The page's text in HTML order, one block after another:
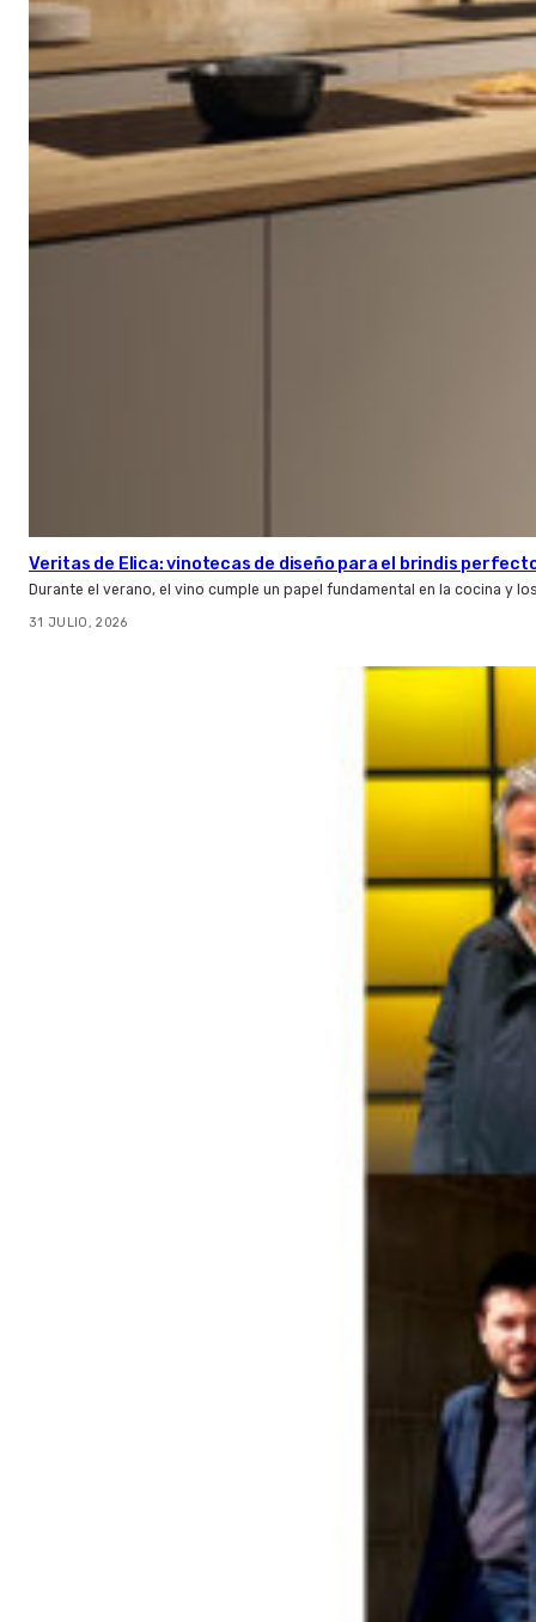
Veritas de Elica: vinotecas de diseño para el brindis
Durante el verano, el vino cumple un papel fundamental en la cocina y
31 JULIO, 2026